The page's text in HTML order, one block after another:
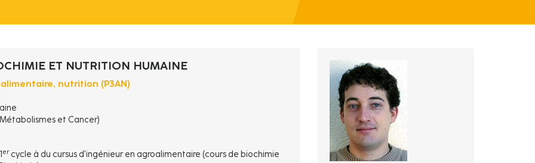
ET NUTRITION HUMAINE
nutrition (P3AN)
et Cancer)
ercycle à du cursus d'ingénieur en agroalimentaire (cours de biochimie